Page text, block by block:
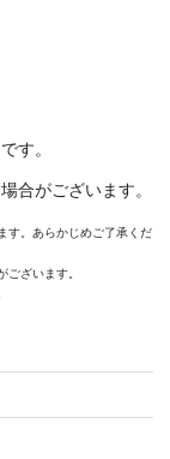
す。
合がございます。
す。あらかじめご了承くだ
ざいます。